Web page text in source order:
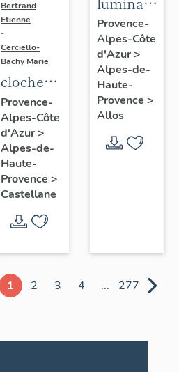
Bertrand
Etienne
-
Cerciello-
Bachy Marie
cloche
(N° 1)
Provence-
Alpes-Côte
d'Azur>
Alpes-de-
Haute-
Provence >
Castellane
d'applique
d'église
Provence-
Alpes-Côte
d'Azur>
Alpes-de-
Haute-
Provence >
Allos
1 2 3 4 ... 277